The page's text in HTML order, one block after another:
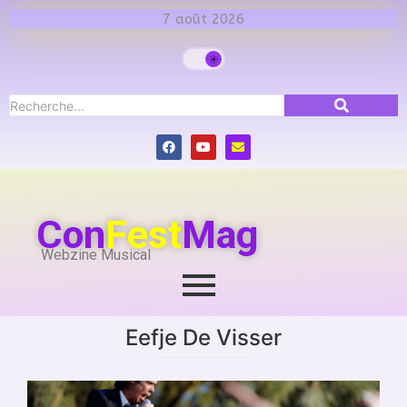
7 août 2026
ConFestMag
Webzine Musical
Eefje De Visser